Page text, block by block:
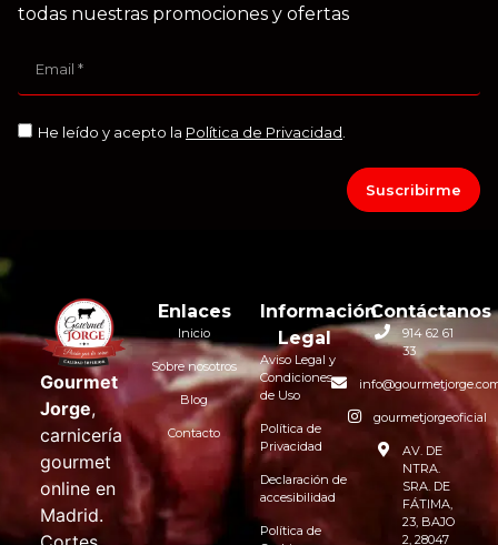
todas nuestras promociones y ofertas
He leído y acepto la Política de Privacidad.
Suscribirme
Gourmet
Jorge,
carnicería
gourmet
online en
Madrid.
Enlaces
Inicio
Sobre nosotros
Blog
Contacto
Información
Legal
Aviso Legal y
Condiciones
de Uso
Política de
Privacidad
Declaración de
accesibilidad
Política de
Contáctanos
914 62 61
33
gourmetjorgeoficial
AV. DE
NTRA.
SRA. DE
FÁTIMA,
23, BAJO
2, 28047